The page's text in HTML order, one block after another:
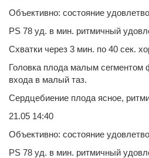
Объективно: состояние
PS 78 уд. в мин. ритмичный
Схватки через 3 мин. по 40 сек.
Головка плода малым сегментом
входа в малый таз.
Сердцебиение плода ясное,
21.05 14:40
Объективно: состояние
PS 78 уд. в мин. ритмичный